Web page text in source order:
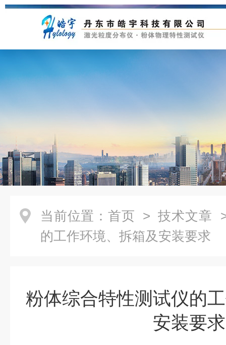
当前位置： 首页 > 技术文章
的工作环境、拆箱及安装要求
粉体综合特性测试仪的
安装要求